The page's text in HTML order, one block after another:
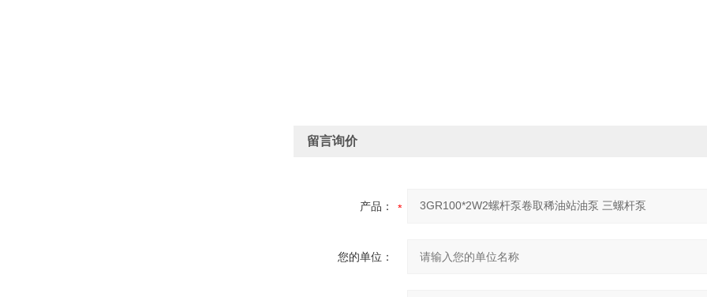
留言询价
产品：
您的单位：